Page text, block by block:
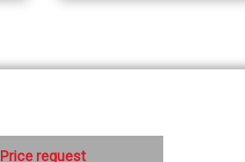
Price request